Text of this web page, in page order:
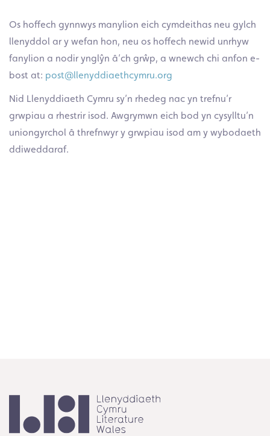
Os hoffech gynnwys manylion eich cymdeithas neu gylch
llenyddol ar y wefan hon, neu os hoffech newid unrhyw
fanylion a nodir ynglŷn â’ch grŵp, a wnewch chi anfon e-
bost at: post@llenyddiaethcymru.org
Nid Llenyddiaeth Cymru sy’n rhedeg nac yn trefnu’r
grwpiau a rhestrir isod. Awgrymwn eich bod yn cysylltu’n
uniongyrchol â threfnwyr y grwpiau isod am y wybodaeth
ddiweddaraf.